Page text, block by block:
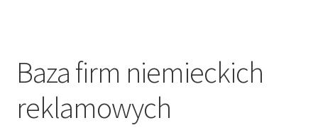
Baza firm niemieckich
reklamowych